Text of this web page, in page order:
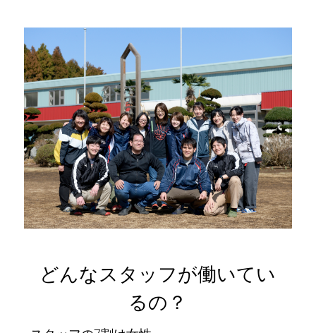
どんなスタッフが働いてい
るの？